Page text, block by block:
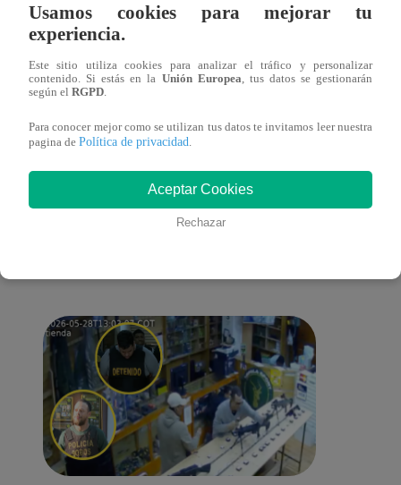
“Esto le pasa a los cochinos”: Un joven
peruano se indigna por pasajero que tira su
basura por la ventana del bus
También te puede
Usamos cookies para mejorar tu
experiencia.
Este sitio utiliza cookies para analizar el tráfico y personalizar
contenido. Si estás en la Unión Europea , tus datos se gestionarán
según el RGPD
Para conocer mejor como se utilizan tus datos te invitamos leer nuestra
pagina de Política de privacidad
Aceptar Cookies
Rechazar